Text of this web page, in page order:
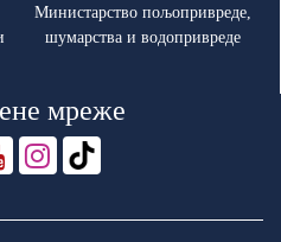
Министарство пољопривреде,
шумарства и водопривреде
мреже